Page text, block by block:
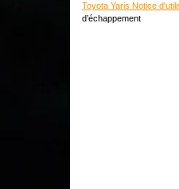
Toyota Yaris Notice
d’échappement